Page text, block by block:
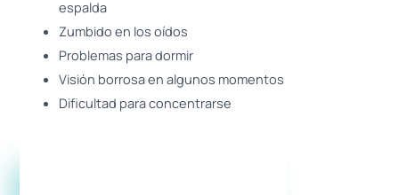
espalda
Zumbido en los oídos
Problemas para dormir
Visión borrosa en algunos momentos
Dificultad para concentrarse